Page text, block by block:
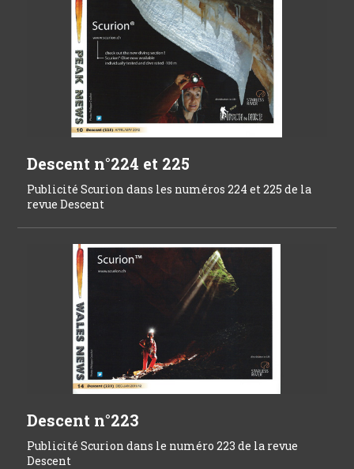
Descent n°224 et 225
Publicité Scurion dans les numéros 224 et 225 de la
revue Descent
Descent n°223
Publicité Scurion dans le numéro 223 de la revue
Descent